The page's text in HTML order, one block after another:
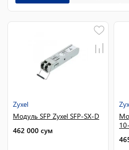
Zyxel
Модуль SFP Zyxel SFP-SX-D
462 000 сум